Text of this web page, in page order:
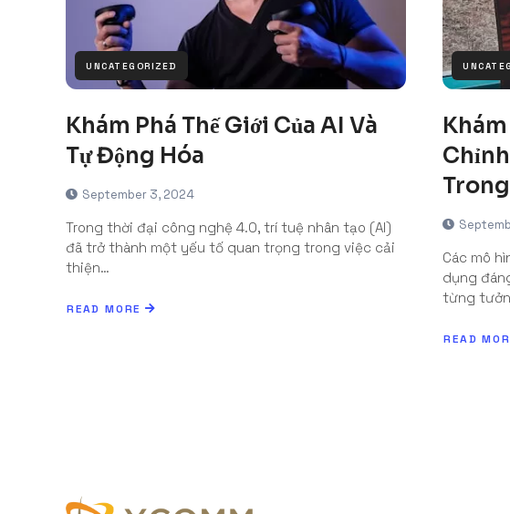
UNCATEGORIZED
Khám Phá Thế Giới Của AI Và
Tự Động Hóa
September 3, 2024
Trong thời đại công nghệ 4.0, trí tuệ nhân tạo (AI)
đã trở thành một yếu tố quan trọng trong việc cải
thiện…
READ MORE
Các mô
dụng
từng
READ